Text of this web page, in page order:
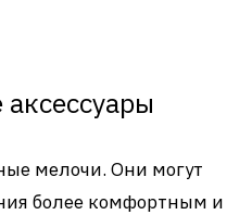
мелочи. Они могут
более комфортным и